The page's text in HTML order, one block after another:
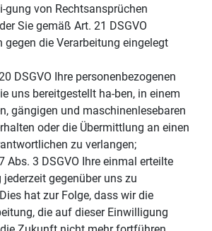
gung von Rechtsansprüchen
Sie gemäß Art. 21 DSGVO
gegen die Verarbeitung eingelegt
DSGVO Ihre personenbezogenen
uns bereitgestellt ha-ben, in einem
gängigen und maschinenlesebaren
oder die Übermittlung an einen
zu verlangen;
Abs. 3 DSGVO Ihre einmal erteilte
gegenüber uns zu
hat zur Folge, dass wir die
die auf dieser Einwilligung